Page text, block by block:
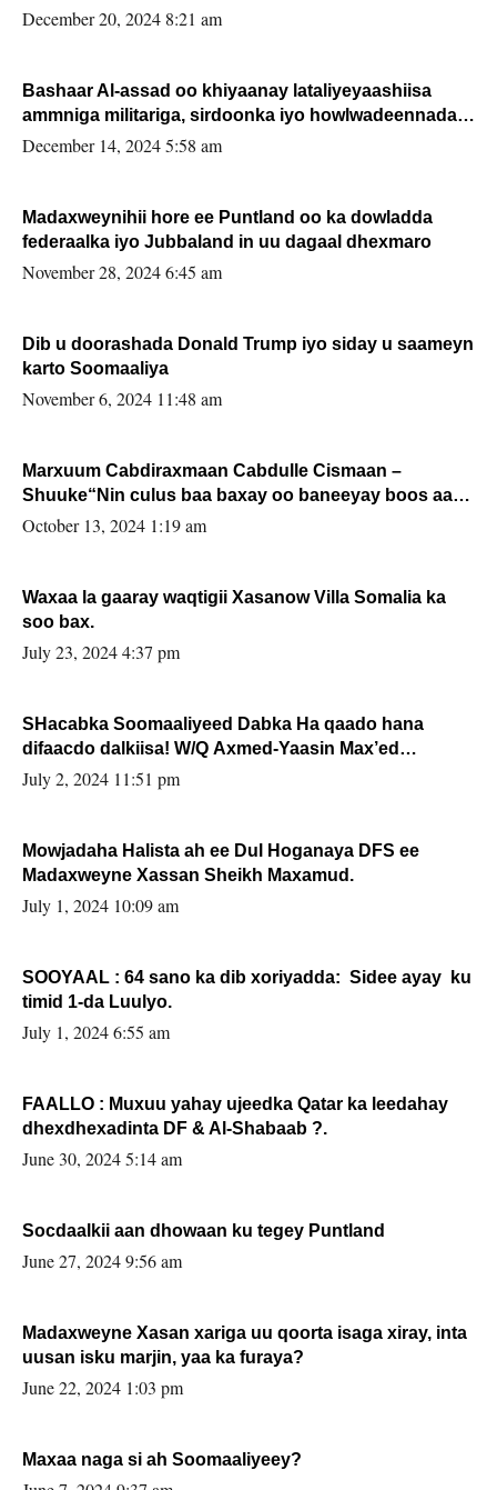
FARMAAJO BAL ISU DHAGEYSTA?
December 20, 2024 8:21 am
Bashaar Al-assad oo khiyaanay lataliyeyaashiisa
ammniga militariga, sirdoonka iyo howlwadeennada
xafiiskiisa
December 14, 2024 5:58 am
Madaxweynihii hore ee Puntland oo ka dowladda
federaalka iyo Jubbaland in uu dagaal dhexmaro
November 28, 2024 6:45 am
Dib u doorashada Donald Trump iyo siday u saameyn
karto Soomaaliya
November 6, 2024 11:48 am
Marxuum Cabdiraxmaan Cabdulle Cismaan –
Shuuke“Nin culus baa baxay oo baneeyay boos aan
la buuxin Karin”.
October 13, 2024 1:19 am
Waxaa la gaaray waqtigii Xasanow Villa Somalia ka
soo bax.
July 23, 2024 4:37 pm
SHacabka Soomaaliyeed Dabka Ha qaado hana
difaacdo dalkiisa! W/Q Axmed-Yaasin Max’ed
Sooyaan
July 2, 2024 11:51 pm
Mowjadaha Halista ah ee Dul Hoganaya DFS ee
Madaxweyne Xassan Sheikh Maxamud.
July 1, 2024 10:09 am
SOOYAAL : 64 sano ka dib xoriyadda: Sidee ayay ku
timid 1-da Luulyo.
July 1, 2024 6:55 am
FAALLO : Muxuu yahay ujeedka Qatar ka leedahay
dhexdhexadinta DF & Al-Shabaab ?.
June 30, 2024 5:14 am
Socdaalkii aan dhowaan ku tegey Puntland
June 27, 2024 9:56 am
Madaxweyne Xasan xariga uu qoorta isaga xiray, inta
uusan isku marjin, yaa ka furaya?
June 22, 2024 1:03 pm
Maxaa naga si ah Soomaaliyeey?